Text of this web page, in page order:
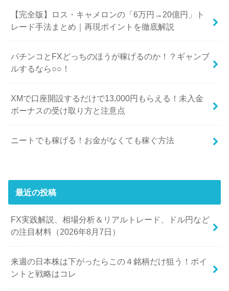
【完全版】ロス・キャメロンの「6万円→20億円」ト
レード手法まとめ｜再現ポイントを徹底解説
パチンコとFXどっちのほうが稼げるのか！？ギャンブ
ルするなら○○！
XMで口座開設するだけで13,000円もらえる！未入金
ボーナスの受け取り方と注意点
ニートでも稼げる！お金がなくても稼ぐ方法
最近の投稿
FX実践解説、相場分析＆リアルトレード、ドル円など
の注目材料（2026年8月7日）
来週の日本株は下がったらこの４銘柄だけ狙う！ポイ
ントと戦略はコレ